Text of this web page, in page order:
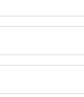
tin phù hợp
C hợp lý. Rất
nuôi dạy
sẻ mỗi ngày,